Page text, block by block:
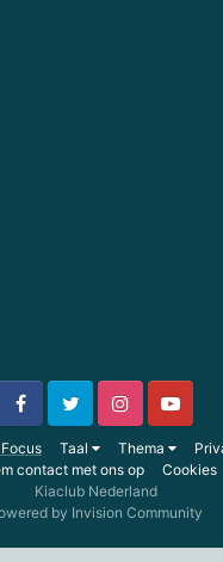
Taal Thema
contact met ons op
Cookies
Kiaclub Nederland
by Invision Community